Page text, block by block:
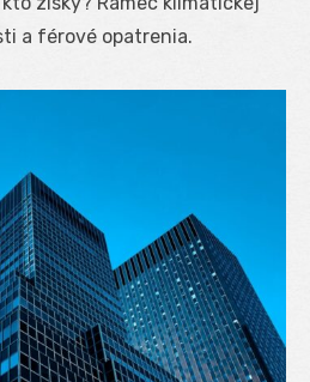
a férové opatrenia.